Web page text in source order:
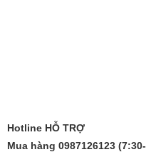
Hotline HỖ TRỢ
Mua hàng 0987126123 (7:30-